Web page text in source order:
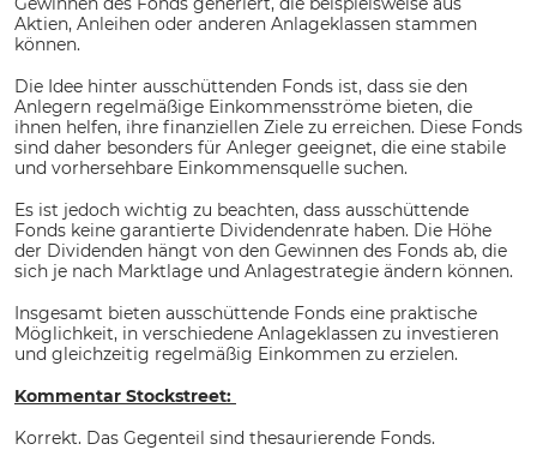
Aktien, Anleihen oder anderen Anlageklassen stammen
können.
Die Idee hinter ausschüttenden Fonds ist, dass sie den
Anlegern regelmäßige Einkommensströme bieten, die
ihnen helfen, ihre finanziellen Ziele zu erreichen. Diese Fonds
sind daher besonders für Anleger geeignet, die eine stabile
und vorhersehbare Einkommensquelle suchen.
Es ist jedoch wichtig zu beachten, dass ausschüttende
Fonds keine garantierte Dividendenrate haben. Die Höhe
der Dividenden hängt von den Gewinnen des Fonds ab, die
sich je nach Marktlage und Anlagestrategie ändern können.
Insgesamt bieten ausschüttende Fonds eine praktische
Möglichkeit, in verschiedene Anlageklassen zu investieren
und gleichzeitig regelmäßig Einkommen zu erzielen.
Kommentar Stockstreet:
Korrekt. Das Gegenteil sind thesaurierende Fonds.